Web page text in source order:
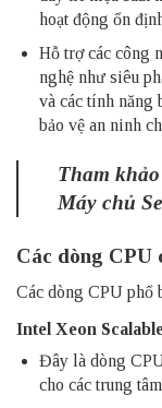
hoạt động ổn
Hỗ trợ các công
nghệ như siêu
và các tính năng
bảo vệ an ninh
Tham
Máy chủ
Các dòng CPU
Các dòng CPU phổ
Intel Xeon
Đây là dòng
cho các trung